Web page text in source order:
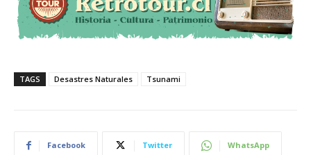
TAGS Desastres Naturales Tsunami
Facebook Twitter WhatsApp